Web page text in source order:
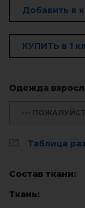
Добавить в
КУПИТЬ в 1
Одежда
---
Таблица
Состав ткани:
Ткань: